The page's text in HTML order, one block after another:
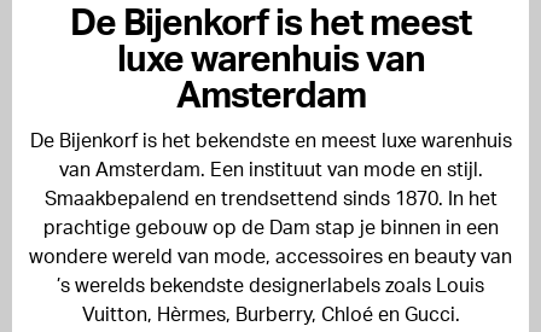
De Bijenkorf is het meest
luxe warenhuis van
Amsterdam
De Bijenkorf is het bekendste en meest luxe warenhuis
van Amsterdam. Een instituut van mode en stijl.
Smaakbepalend en trendsettend sinds 1870. In het
prachtige gebouw op de Dam stap je binnen in een
wondere wereld van mode, accessoires en beauty van
’s werelds bekendste designerlabels zoals Louis
Vuitton, Hèrmes, Burberry, Chloé en Gucci.